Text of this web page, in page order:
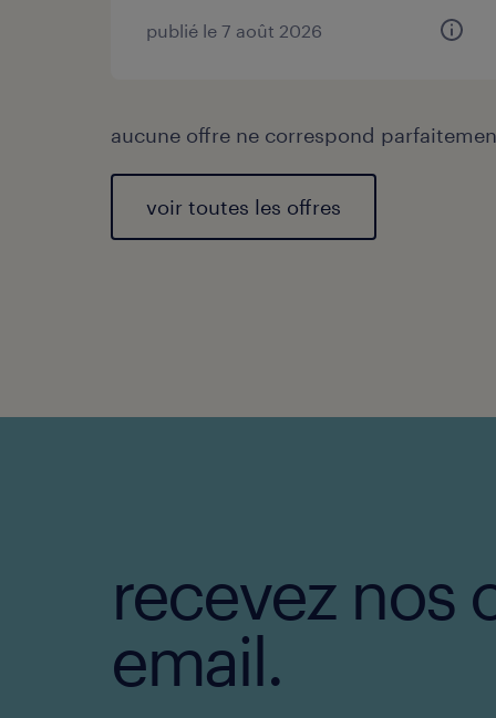
publié le 7 août 2026
aucune offre ne correspond
voir toutes les offres
recevez nos
email.